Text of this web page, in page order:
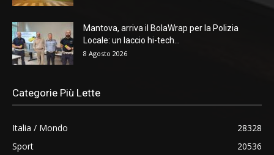
Mantova, arriva il BolaWrap per la Polizia
Locale: un laccio hi-tech...
8 Agosto 2026
Categorie Più Lette
Italia / Mondo
28328
Sport
20536